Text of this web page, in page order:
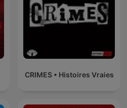
CRIMES • Histoires Vraies